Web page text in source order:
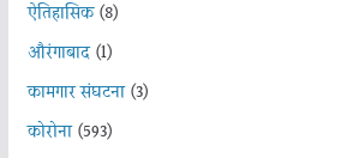
ऐतिहासिक(8)
औरंगाबाद(1)
कामगार संघटना(3)
कोरोना(593)